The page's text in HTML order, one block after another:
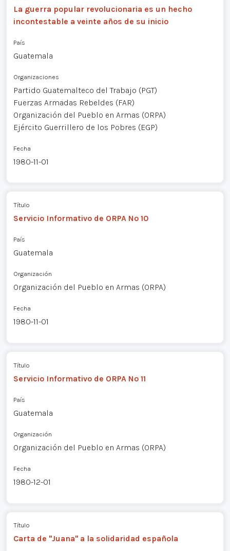
La guerra popular revolucionaria es un hecho
incontestable a veinte años de su inicio
País
Guatemala
Organizaciones
Partido Guatemalteco del Trabajo (PGT)
Fuerzas Armadas Rebeldes (FAR)
Organización del Pueblo en Armas (ORPA)
Ejército Guerrillero de los Pobres (EGP)
Fecha
1980-11-01
Título
Servicio Informativo de ORPA Nº 10
País
Guatemala
Organización
Organización del Pueblo en Armas (ORPA)
Fecha
1980-11-01
Título
Servicio Informativo de ORPA Nº 11
País
Guatemala
Organización
Organización del Pueblo en Armas (ORPA)
Fecha
1980-12-01
Título
Carta de "Juana" a la solidaridad española